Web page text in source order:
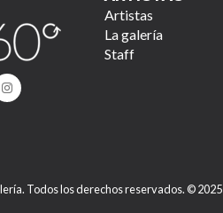
Artistas
La galería
Staff
Todos los derechos reservados. © 2025